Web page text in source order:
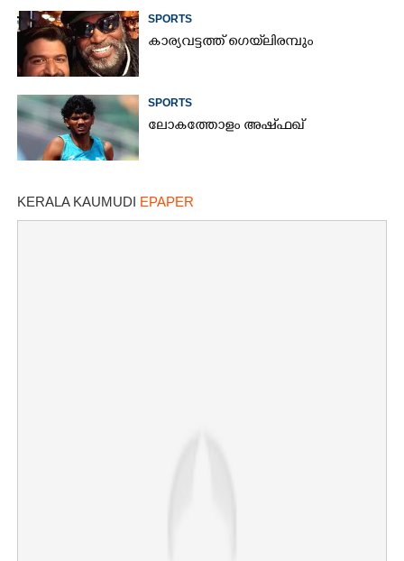
SPORTS
കാര്യവട്ടത്ത് ഗെയ്‌ലിരമ്പും
SPORTS
ലോകത്തോളം അഷ്ഫഖ്
KERALA KAUMUDI EPAPER